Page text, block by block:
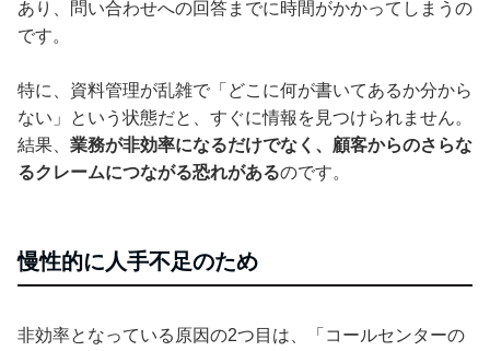
あり、問い合わせへの回答までに時間がかかってしまうの
です。
特に、資料管理が乱雑で「どこに何が書いてあるか分から
ない」という状態だと、すぐに情報を見つけられません。
結果、 業務が非効率になるだけでなく、顧客からのさらな
るクレームにつながる恐れがあるのです。
慢性的に人手不足のため
非効率となっている原因の2つ目は、「コールセンターの